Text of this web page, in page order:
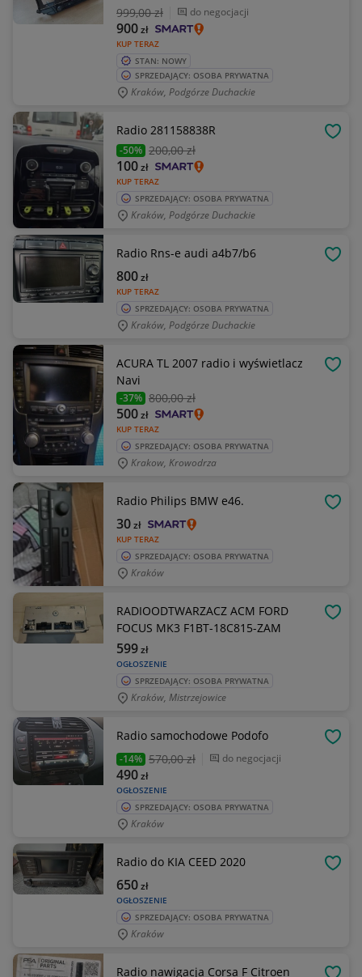
999,00 zł do negocjacji
KUP TERAZ
900zł
STAN: NOWY
SPRZEDAJĄCY: OSOBA PRYWATNA
Kraków, Podgórze Duchackie
Radio 281158838R
-50% 200,00 zł
KUP TERAZ
100zł
SPRZEDAJĄCY: OSOBA PRYWATNA
Kraków, Podgórze Duchackie
Radio Rns-e audi a4b7/b6
KUP TERAZ
800zł
SPRZEDAJĄCY: OSOBA PRYWATNA
Kraków, Podgórze Duchackie
ACURA TL 2007 radio i wyświetlacz
Navi
-37% 800,00 zł
KUP TERAZ
500zł
SPRZEDAJĄCY: OSOBA PRYWATNA
Krakow, Krowodrza
Radio Philips BMW e46.
KUP TERAZ
30zł
SPRZEDAJĄCY: OSOBA PRYWATNA
Kraków
RADIOODTWARZACZ ACM FORD
FOCUS MK3 F1BT-18C815-ZAM
OGŁOSZENIE
599zł
SPRZEDAJĄCY: OSOBA PRYWATNA
Kraków, Mistrzejowice
Radio samochodowe Podofo
-14% 570,00 zł do negocjacji
OGŁOSZENIE
490zł
SPRZEDAJĄCY: OSOBA PRYWATNA
Kraków
Radio do KIA CEED 2020
OGŁOSZENIE
650zł
SPRZEDAJĄCY: OSOBA PRYWATNA
Kraków
Radio nawigacja Corsa F Citroen